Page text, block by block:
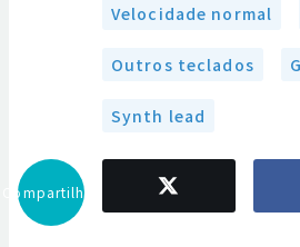
Velocidade normal
Outros teclados
Synth lead
Compartilhar